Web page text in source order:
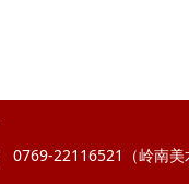
0769-22116521（岭南美